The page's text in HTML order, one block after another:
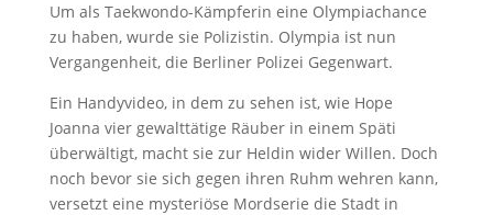
Um als Taekwondo-Kämpferin eine Olympiachance
zu haben, wurde sie Polizistin. Olympia ist nun
Vergangenheit, die Berliner Polizei Gegenwart.
Ein Handyvideo, in dem zu sehen ist, wie Hope
Joanna vier gewalttätige Räuber in einem Späti
überwältigt, macht sie zur Heldin wider Willen. Doch
noch bevor sie sich gegen ihren Ruhm wehren kann,
versetzt eine mysteriöse Mordserie die Stadt in